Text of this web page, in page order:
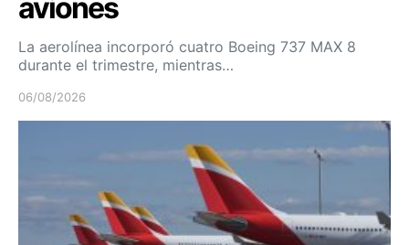
aviones
La aerolínea incorporó cuatro Boeing 737 MAX 8
durante el trimestre, mientras…
06/08/2026